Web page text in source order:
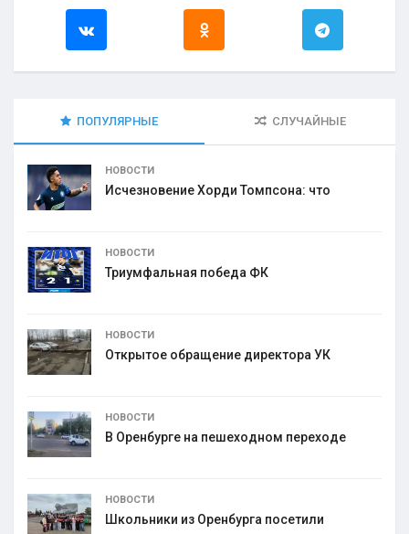
ПОПУЛЯРНЫЕ СЛУЧАЙНЫЕ
НОВОСТИ
Исчезновение Хорди Томпсона: что
НОВОСТИ
Триумфальная победа ФК
НОВОСТИ
Открытое обращение директора УК
НОВОСТИ
В Оренбурге на пешеходном переходе
НОВОСТИ
Школьники из Оренбурга посетили